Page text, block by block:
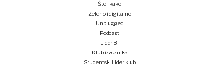
Što i kako
Zeleno i digitalno
Unplugged
Podcast
Lider BI
Klub izvoznika
Studentski Lider klub